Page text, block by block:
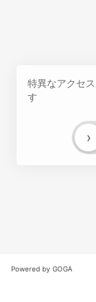
特異なアクセ
す
›
Powered by GOGA